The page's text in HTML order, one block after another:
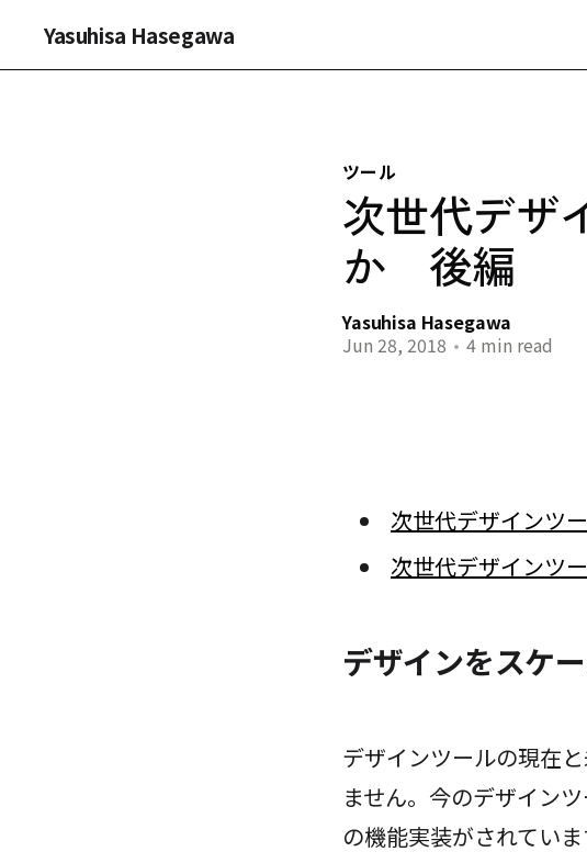
Yasuhisa Hasegawa
ツール
次世代デザ
か 後編
Yasuhisa Hasegawa
Jun 28, 2018 • 4 min read
次世代デザインツ
次世代デザインツ
デザインをスケ
デザインツールの現在と
ません。今のデザイン
の機能実装がされていま